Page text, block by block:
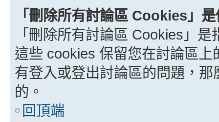
「刪除所有討論區 Cookies」
「刪除所有討論區 Cookies」
這些 cookies 保留您在討論區
有登入或登出討論區的問題，
的。
回頂端